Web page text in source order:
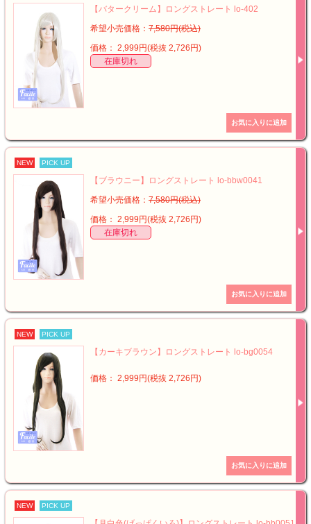
【バタークリーム】ロングストレート lo-402
希望小売価格： 7,580円(税込)
価格： 2,999円(税抜 2,726円)
在庫切れ
NEW PICK UP
【ブラウニー】ロングストレート lo-bbw0041
希望小売価格： 7,580円(税込)
価格： 2,999円(税抜 2,726円)
在庫切れ
NEW PICK UP
【カーキブラウン】ロングストレート lo-bg0054
価格： 2,999円(税抜 2,726円)
NEW PICK UP